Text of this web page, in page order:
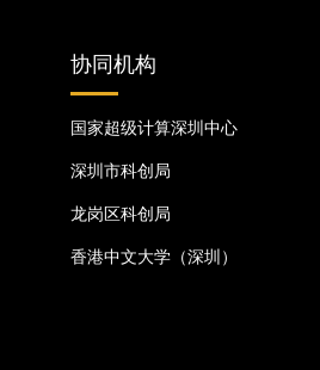
协同机构
国家超级计算深圳中心
深圳市科创局
龙岗区科创局
香港中文大学（深圳）